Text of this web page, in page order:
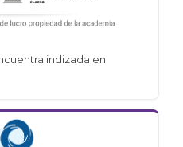
indizada en